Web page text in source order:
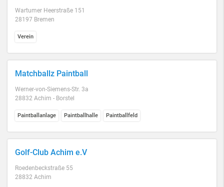
Wartumer Heerstraße 151
28197 Bremen
Verein
Matchballz Paintball
Werner-von-Siemens-Str. 3a
28832 Achim - Borstel
Paintballanlage Paintballhalle Paintballfeld
Golf-Club Achim e.V
Roedenbeckstraße 55
28832 Achim